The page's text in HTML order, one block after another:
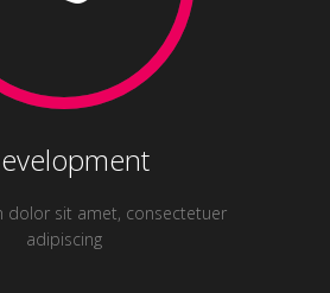
dolor sit amet, consectetuer
adipiscing